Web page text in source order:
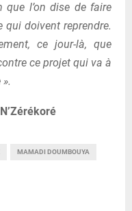
que l’on dise de faire
qui doivent reprendre.
ce jour-là, que
ce projet qui va à
MAMADI DOUMBOUYA